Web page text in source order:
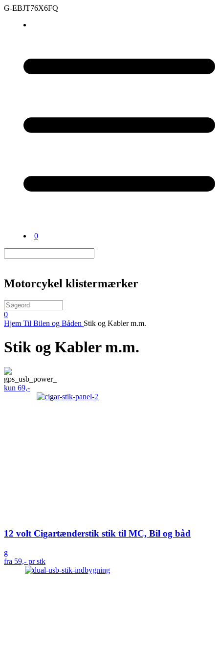
G-EBJT76X6FQ
0
Motorcykel klistermærker
0
Hjem Til Bilen og Båden Stik og Kabler m.m.
Stik og Kabler m.m.
kun 69,-
12 volt Cigartænderstik stik til MC, Bil og båd
g
fra 59,- pr stk